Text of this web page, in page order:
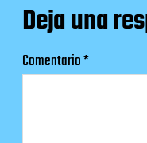
Deja una
Comentario*